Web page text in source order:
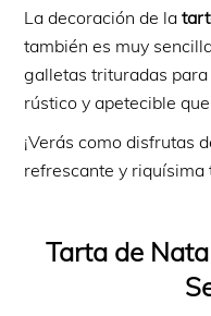
La decoración de la
también es muy
galletas trituradas
rústico y apetecible
¡Verás como disfrutas
refrescante y riquísima
Tarta de